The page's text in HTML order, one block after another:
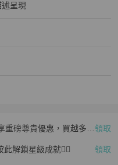
呈現
磅尊貴優惠，買越多、 領取
解鎖星級成就👆🏻 領取